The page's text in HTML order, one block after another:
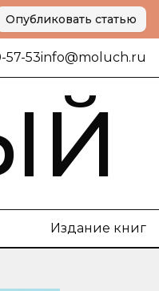
Опубликовать статью
57-53info@moluch.ru
Издание книг